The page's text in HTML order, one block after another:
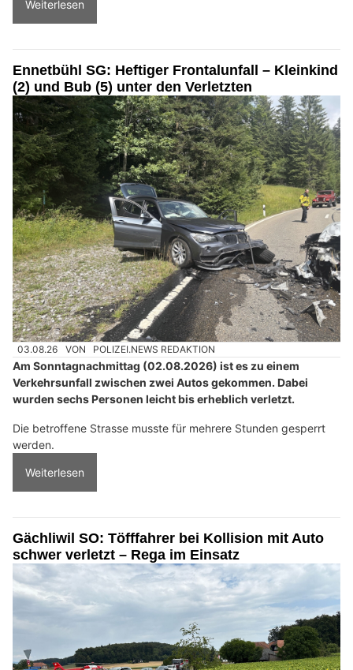
Weiterlesen
Ennetbühl SG: Heftiger Frontalunfall – Kleinkind
(2) und Bub (5) unter den Verletzten
03.08.26 VON POLIZEI.NEWS REDAKTION
Am Sonntagnachmittag (02.08.2026) ist es zu einem
Verkehrsunfall zwischen zwei Autos gekommen. Dabei
wurden sechs Personen leicht bis erheblich verletzt.
Die betroffene Strasse musste für mehrere Stunden gesperrt
werden.
Weiterlesen
Gächliwil SO: Töfffahrer bei Kollision mit Auto
schwer verletzt – Rega im Einsatz